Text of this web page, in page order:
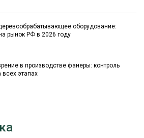
оборудование:
рынок РФ в 2026 году
в производстве фанеры: контроль
всех этапах